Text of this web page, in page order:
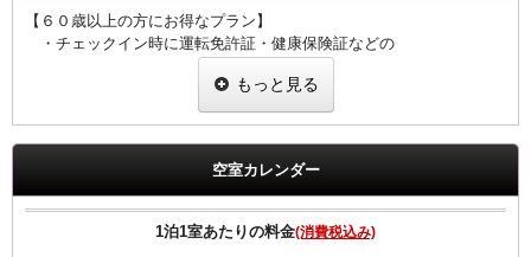
【６０歳以上の方にお得なプラン】
・チェックイン時に運転免許証・健康保険証などの
・プラン適用には１室につき１名様、証明証のご提示をお願い致し
・ウェルカムドリンクとしてワシントンＲ＆Ｂオリジナル挽きたて
コーヒーをご用意！
・全室インターネット回線接続可能（Wi-Fi・有線LAN）
もっと見る
空室カレンダー
1泊1室あたりの料金(消費税込み)